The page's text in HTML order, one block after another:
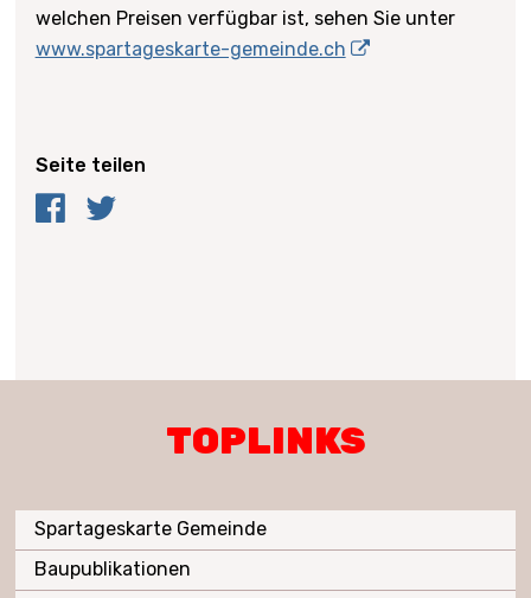
welchen Preisen verfügbar ist, sehen Sie unter
www.spartageskarte-gemeinde.ch
Seite teilen
Facebook
Twitter
TOPLINKS
Spartageskarte Gemeinde
Baupublikationen